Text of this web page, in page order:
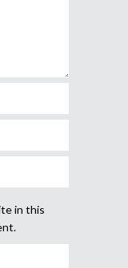
in this